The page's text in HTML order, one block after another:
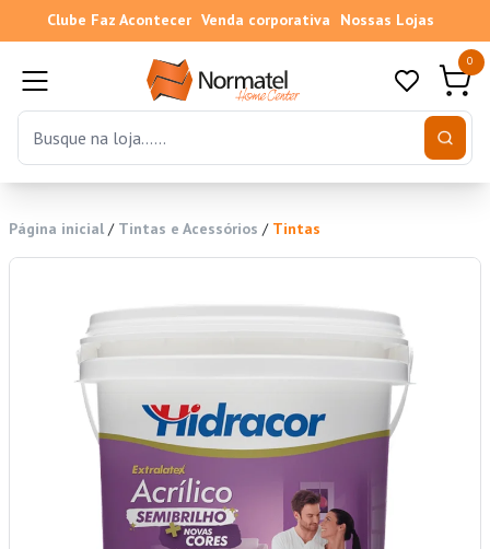
Clube Faz Acontecer Venda corporativa Nossas Lojas
0
Página inicial / Tintas e Acessórios / Tintas